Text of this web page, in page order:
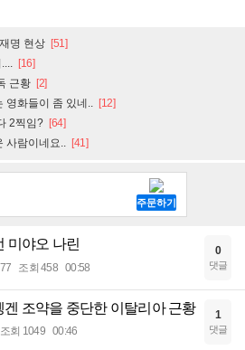
명 현상 [51]
[16]
근황 [2]
화들이 좀 있네.. [12]
2찍임? [64]
람이네요.. [41]
미야오 나린
조회 458 00:58
0
댓글
겐 조약을 중단한 이탈리아 근황
조회 1049 00:46
1
댓글